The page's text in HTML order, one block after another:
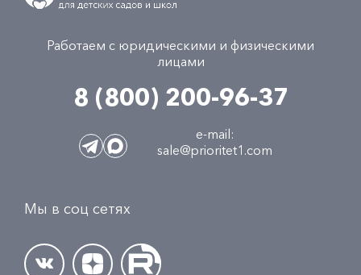
Работаем с юридическими и физическими
лицами
8 (800) 200-96-37
e-mail:
sale@prioritet1.com
Мы в соц сетях